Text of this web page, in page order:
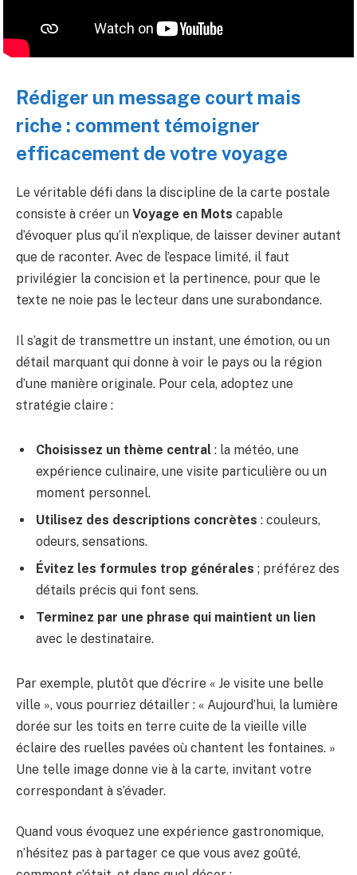
Rédiger un message court mais
riche : comment témoigner
efficacement de votre voyage
Le véritable défi dans la discipline de la carte postale
consiste à créer un Voyage en Mots capable
d’évoquer plus qu’il n’explique, de laisser deviner autant
que de raconter. Avec de l’espace limité, il faut
privilégier la concision et la pertinence, pour que le
texte ne noie pas le lecteur dans une surabondance.
Il s’agit de transmettre un instant, une émotion, ou un
détail marquant qui donne à voir le pays ou la région
d’une manière originale. Pour cela, adoptez une
stratégie claire :
Choisissez un thème central : la météo, une
expérience culinaire, une visite particulière ou un
moment personnel.
Utilisez des descriptions concrètes : couleurs,
odeurs, sensations.
Évitez les formules trop générales ; préférez des
détails précis qui font sens.
Terminez par une phrase qui maintient un lien
avec le destinataire.
Par exemple, plutôt que d’écrire « Je visite une belle
ville », vous pourriez détailler : « Aujourd’hui, la lumière
dorée sur les toits en terre cuite de la vieille ville
éclaire des ruelles pavées où chantent les fontaines. »
Une telle image donne vie à la carte, invitant votre
correspondant à s’évader.
Quand vous évoquez une expérience gastronomique,
n’hésitez pas à partager ce que vous avez goûté,